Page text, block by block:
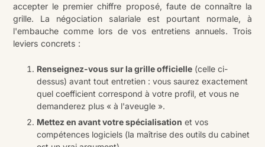
accepter le premier chiffre proposé, faute de connaître la
grille. La négociation salariale est pourtant normale, à
l'embauche comme lors de vos entretiens annuels. Trois
leviers concrets :
Renseignez-vous sur la grille officielle (celle ci-
dessus) avant tout entretien : vous saurez exactement
quel coefficient correspond à votre profil, et vous ne
demanderez plus « à l'aveugle ».
Mettez en avant votre spécialisation et vos
compétences logiciels (la maîtrise des outils du cabinet